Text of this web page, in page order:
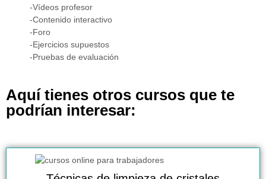
-Vídeos profesor
-Contenido interactivo
-Foro
-Ejercicios supuestos
-Pruebas de evaluación
Aquí tienes otros cursos que te
podrían interesar: